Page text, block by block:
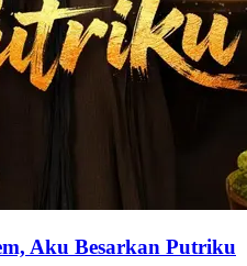
Aku Besarkan Putriku